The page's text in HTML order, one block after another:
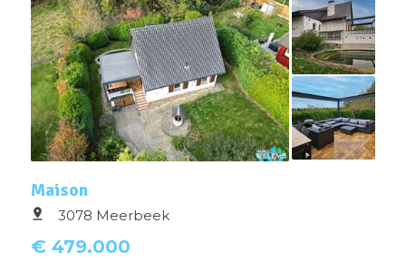
Maison
3078 Meerbeek
€ 479.000